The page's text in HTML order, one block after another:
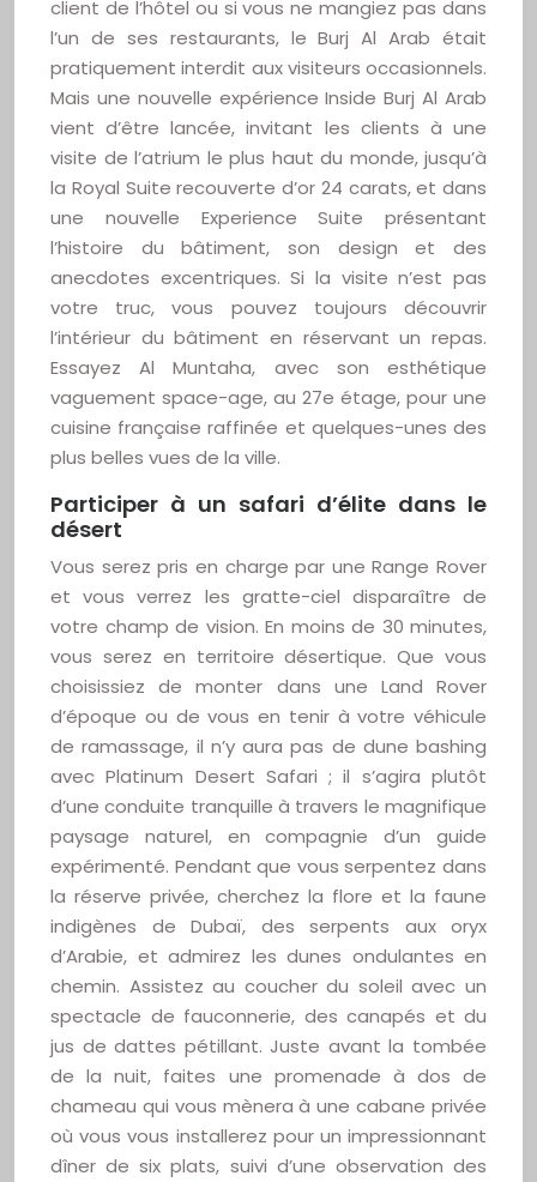
client de l’hôtel ou si vous ne mangiez pas dans
l’un de ses restaurants, le Burj Al Arab était
pratiquement interdit aux visiteurs occasionnels.
Mais une nouvelle expérience Inside Burj Al Arab
vient d’être lancée, invitant les clients à une
visite de l’atrium le plus haut du monde, jusqu’à
la Royal Suite recouverte d’or 24 carats, et dans
une nouvelle Experience Suite présentant
l’histoire du bâtiment, son design et des
anecdotes excentriques. Si la visite n’est pas
votre truc, vous pouvez toujours découvrir
l’intérieur du bâtiment en réservant un repas.
Essayez Al Muntaha, avec son esthétique
vaguement space-age, au 27e étage, pour une
cuisine française raffinée et quelques-unes des
plus belles vues de la ville.
Participer à un safari d’élite dans le
désert
Vous serez pris en charge par une Range Rover
et vous verrez les gratte-ciel disparaître de
votre champ de vision. En moins de 30 minutes,
vous serez en territoire désertique. Que vous
choisissiez de monter dans une Land Rover
d’époque ou de vous en tenir à votre véhicule
de ramassage, il n’y aura pas de dune bashing
avec Platinum Desert Safari ; il s’agira plutôt
d’une conduite tranquille à travers le magnifique
paysage naturel, en compagnie d’un guide
expérimenté. Pendant que vous serpentez dans
la réserve privée, cherchez la flore et la faune
indigènes de Dubaï, des serpents aux oryx
d’Arabie, et admirez les dunes ondulantes en
chemin. Assistez au coucher du soleil avec un
spectacle de fauconnerie, des canapés et du
jus de dattes pétillant. Juste avant la tombée
de la nuit, faites une promenade à dos de
chameau qui vous mènera à une cabane privée
où vous vous installerez pour un impressionnant
dîner de six plats, suivi d’une observation des